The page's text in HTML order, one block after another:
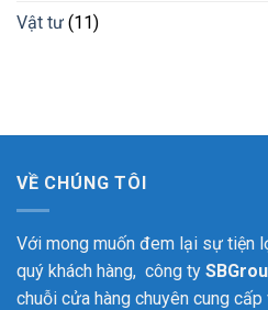
Vật tư (11)
VỀ CHÚNG TÔI
Với mong muốn đem lại sự tiện
quý khách hàng, công ty
chuỗi cửa hàng chuyên cung